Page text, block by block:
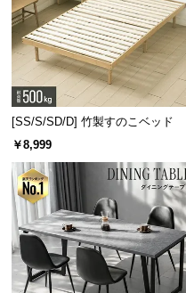
[SS/S/SD/D] 竹製すのこベッド
￥8,999